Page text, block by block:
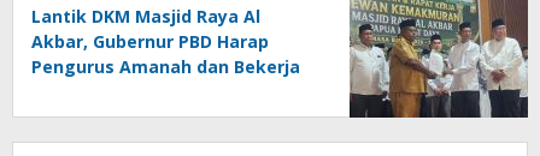
Lantik DKM Masjid Raya Al
Akbar, Gubernur PBD Harap
Pengurus Amanah dan Bekerja